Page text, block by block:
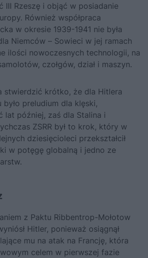
III Rzeszę i objąć w posiadanie
Również współpraca
w okresie 1939-1941 nie była
Niemców – Sowieci w jej ramach
ilości nowoczesnych technologii, na
czołgów, dział i maszyn.
stwierdzić krótko, że dla Hitlera
preludium dla klęski,
lat później, zaś dla Stalina i
ZSRR był to krok, który w
dziesięcioleci przekształcił
w potęgę globalną i jedno ze
z Paktu Ribbentrop-Mołotow
Hitler, ponieważ osiągnął
mu na atak na Francję, która
celem w pierwszej fazie